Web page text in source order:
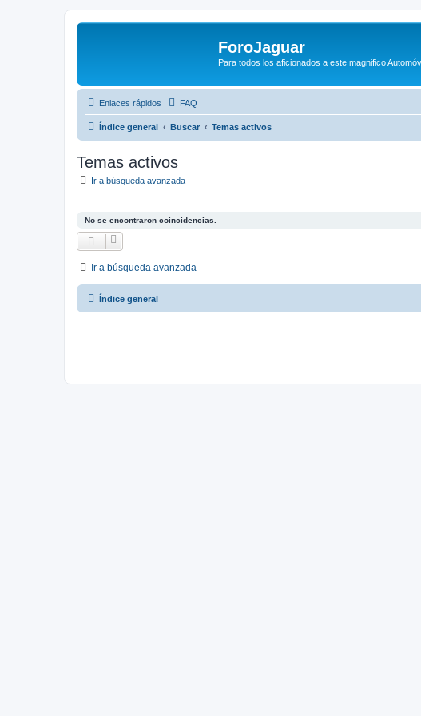
ForoJaguar
Para todos los aficionados a este magnifico
Enlaces rápidos FAQ
Índice general Buscar Temas activos
Temas activos
Ir a búsqueda avanzada
No se encontraron coincidencias.
Ir a búsqueda avanzada
Índice general